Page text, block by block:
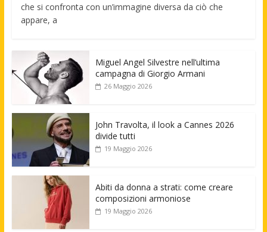
che si confronta con un’immagine diversa da ciò che
appare, a
Miguel Angel Silvestre nell’ultima
campagna di Giorgio Armani
26 Maggio 2026
John Travolta, il look a Cannes 2026
divide tutti
19 Maggio 2026
Abiti da donna a strati: come creare
composizioni armoniose
19 Maggio 2026